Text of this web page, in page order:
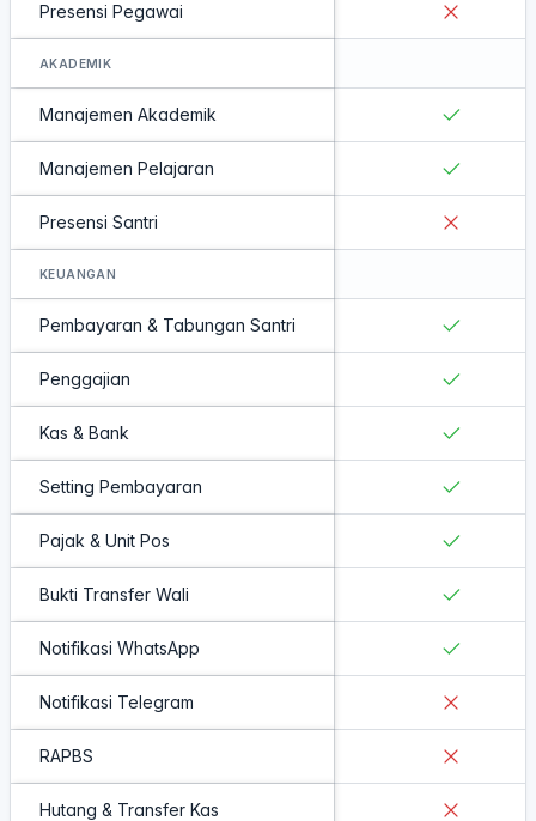
Presensi Pegawai
AKADEMIK
Manajemen Akademik
Manajemen Pelajaran
Presensi Santri
KEUANGAN
Pembayaran & Tabungan Santri
Penggajian
Kas & Bank
Setting Pembayaran
Pajak & Unit Pos
Bukti Transfer Wali
Notifikasi WhatsApp
Notifikasi Telegram
RAPBS
Hutang & Transfer Kas